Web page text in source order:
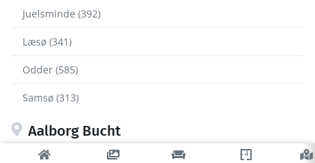
Juelsminde (392)
Læsø (341)
Odder (585)
Samsø (313)
Aalborg Bucht
Aalborg (7)